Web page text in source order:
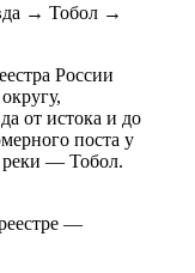
→ Тобол →
России
от истока и до
поста у
реки — Тобол.
—